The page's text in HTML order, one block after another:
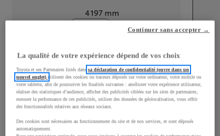
4 197 mm
Largeur
1 765mm
Consommation mixte
La qualité de votre expérience dépend de vos choix
Toyota et ses Partenaires listés danssa déclaration de confidentialité (ouvre dans un
nouvel onglet)utilisent des cookies ou traceurs déposés sur votre ordinateur, votre mobile ou
votre tablette, afin de poursuivre les finalités suivantes : améliorer votre expérience utilisateur,
réaliser des statistiques d’audience, afficher des publicités ciblées sur les sites de partenaires,
mesurer la performance de ces publicités, utiliser des données de géolocalisation, vous offrir
des fonctionnalités relatives aux réseaux sociaux.
Des cookies sont nécessaires au fonctionnement du site et de nos services, et sont déposés
automatiquement.
Continuer sans accepter →